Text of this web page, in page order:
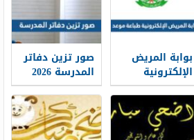
بوابة المريض
الإلكترونية
طباعة موعد
والتسجيل فيه
1448
صور تزين دفاتر
المدرسة 2026